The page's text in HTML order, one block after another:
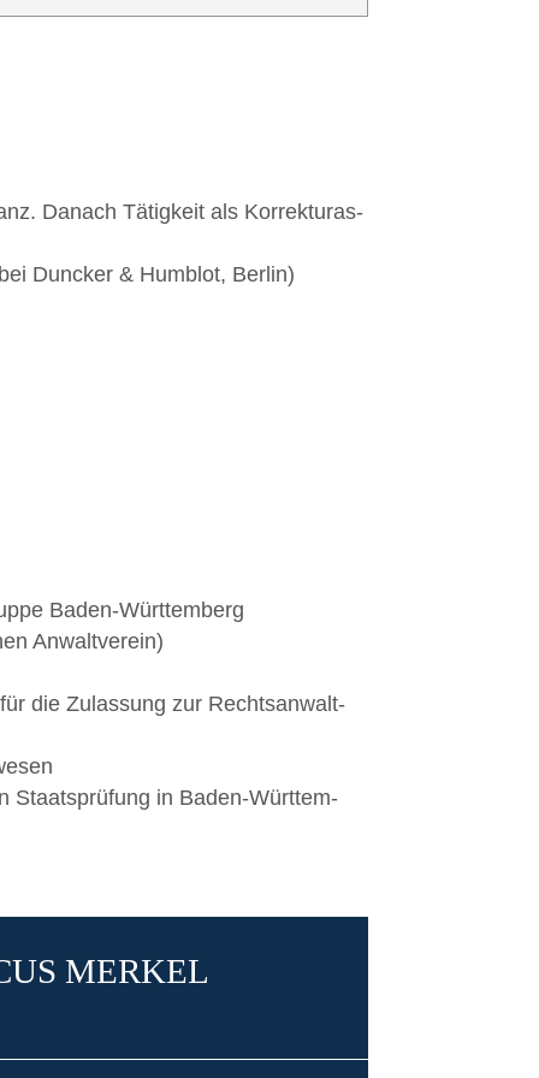
Danach Tätig­keit als Kor­rek­turas­
Dun­cker & Hum­blot, Berlin)
Baden-Württemberg
Anwaltverein)
die Zulas­sung zur Rechts­an­walt­
Staats­prü­fung in Baden-Würt­tem­
MERKEL